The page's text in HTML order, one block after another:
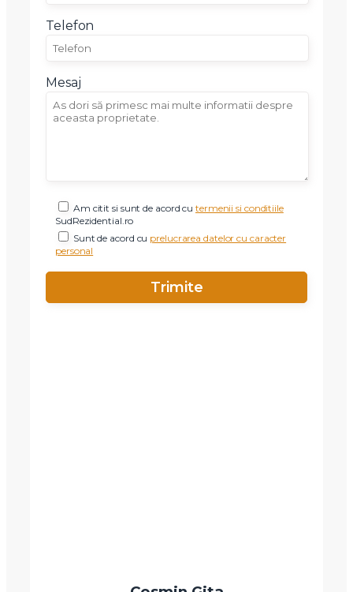
Telefon
Mesaj
Am citit si sunt de acord cutermenii si conditiile
SudRezidential.ro
Sunt de acord cu prelucrarea datelor cu caracter
personal